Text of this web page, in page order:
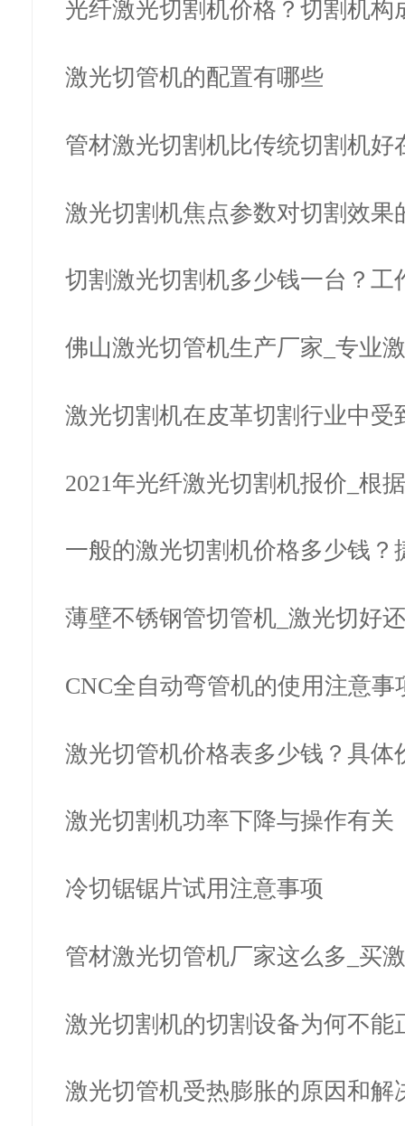
光纤激光切割机价格？切割机构
些？
激光切管机的配置有哪些
管材激光切割机比传统切割机好
里？
激光切割机焦点参数对切割效果
切割激光切割机多少钱一台？工
生辐射…
佛山激光切管机生产厂家_专业
生产
激光切割机在皮革切割行业中受
2021年光纤激光切割机报价_根
判断值…
一般的激光切割机价格多少钱？
光建议…
薄壁不锈钢管切管机_激光切好
好？
CNC全自动弯管机的使用注意事
激光切管机价格表多少钱？具体
看配置…
激光切割机功率下降与操作有关
冷切锯锯片试用注意事项
管材激光切管机厂家这么多_买
选哪家…
激光切割机的切割设备为何不能
位
激光切管机受热膨胀的原因和解